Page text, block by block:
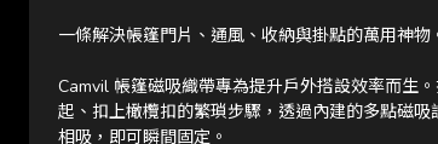
一條解決帳篷門片、通風、收納與掛點的萬用神物
Camvil 帳篷磁吸織帶專為提升戶外搭設效率而生
起、扣上橄欖扣的繁瑣步驟，透過內建的多點磁
相吸，即可瞬間固定。